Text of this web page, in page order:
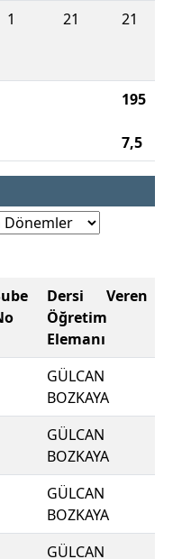
1 21 21
195
7,5
Dersi Veren
Öğretim
Elemanı
GÜLCAN
BOZKAYA
GÜLCAN
BOZKAYA
GÜLCAN
BOZKAYA
GÜLCAN